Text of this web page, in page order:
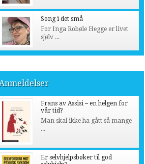
Song i det små
For Inga Robøle Hegge er livet
sjølv ...
Frans av Assisi – en helgen for
vår tid?
Man skal ikke ha gått så mange
...
Er selvhjelpsbøker til god